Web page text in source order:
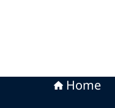
Home